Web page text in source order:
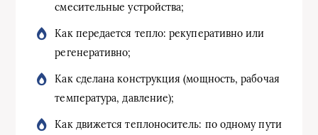
смесительные устройства;
Как передается тепло: рекуперативно или
регенеративно;
Как сделана конструкция (мощность, рабочая
температура, давление);
Как движется теплоноситель: по одному пути